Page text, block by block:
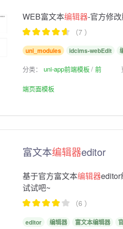
WEB富文本编辑器-官方修
（7 ）
uni_modules idcims-webEdit
分类： uni-app前端模板 前
端页面模板
富文本编辑器editor
基于官方富文本编辑器editor
试试吧~
（6 ）
editor 编辑器 富文本编辑器